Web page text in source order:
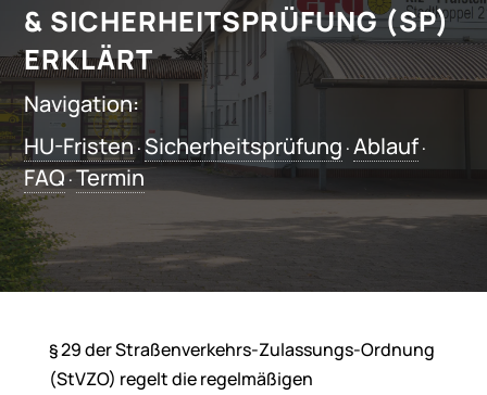
& SICHERHEITSPRÜFUNG (SP)
ERKLÄRT
Navigation:
HU-Fristen·Sicherheitsprüfung ·Ablauf·
FAQ·Termin
§ 29 der Straßenverkehrs-Zulassungs-Ordnung
(StVZO) regelt die regelmäßigen